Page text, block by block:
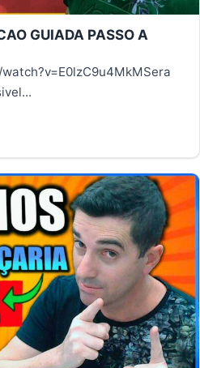
GUIADA PASSO A